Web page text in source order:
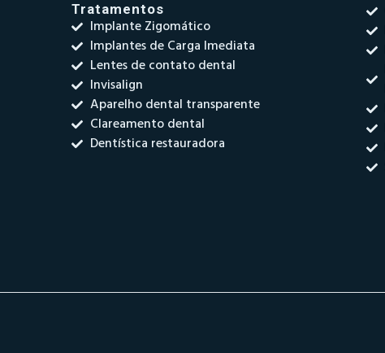
Tratamentos
Implante Zigomático
Implantes de Carga Imediata
Lentes de contato dental
Invisalign
Aparelho dental transparente
Clareamento dental
Dentística restauradora